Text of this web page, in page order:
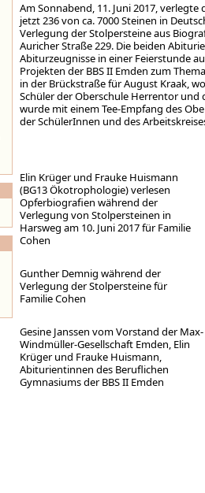
Am Sonnabend, 11. Juni 2017,
jetzt 236 von ca. 7000 Steinen in
Verlegung der Stolpersteine aus
Auricher Straße 229. Die beiden
Abiturzeugnisse in einer Feierstunde
Projekten der BBS II Emden zum
in der Brückstraße für August Kraak,
Schüler der Oberschule Herrentor und
wurde mit einem Tee-Empfang des
der SchülerInnen und des
Elin Krüger und Frauke Huismann
(BG13 Ökotrophologie) verlesen
Opferbiografien während der
Verlegung von Stolpersteinen in
Harsweg am 10. Juni 2017 für Familie
Cohen
Gunther Demnig während der
Verlegung der Stolpersteine für
Familie Cohen
Gesine Janssen vom Vorstand der Max-
Windmüller-Gesellschaft Emden, Elin
Krüger und Frauke Huismann,
Abiturientinnen des Beruflichen
Gymnasiums der BBS II Emden